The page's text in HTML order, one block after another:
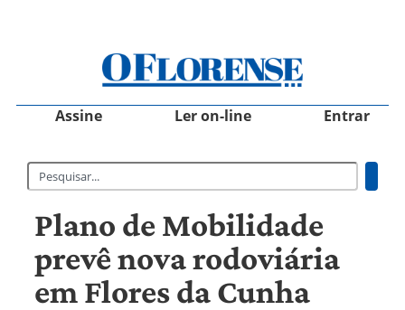
Assine Ler on-line Entrar
Plano de Mobilidade
prevê nova rodoviária
em Flores da Cunha